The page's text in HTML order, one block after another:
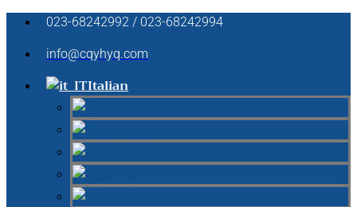
023-68242992 / 023-68242994
info@cqyhyq.com
Italian